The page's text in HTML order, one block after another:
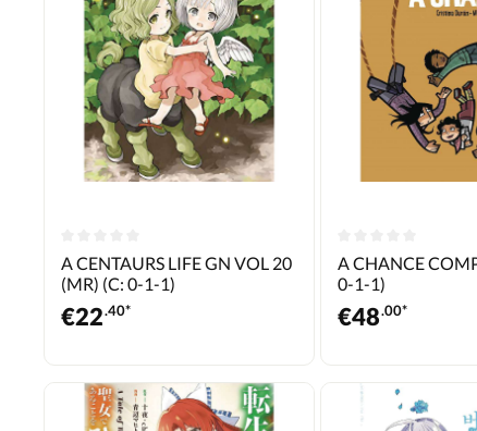
A CENTAURS LIFE GN VOL 20
(MR) (C: 0-1-1)
€22.40*
A CHANCE
0-1-1)
€48.00*